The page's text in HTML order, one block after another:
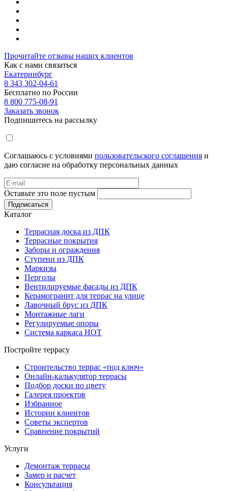
Прочитайте отзывы наших клиентов
Как с нами связаться
Екатеринбург
8 343 302-04-61
Бесплатно по России
8 800 775-08-91
Заказать звонок
Подпишитесь на рассылку
Соглашаюсь с условиями пользовательского соглашения и
даю согласие на обработку персональных данных
Оставьте это поле пустым
Подписаться
Каталог
Террасная доска из ДПК
Террасные покрытия
Заборы и ограждения
Ступени из ДПК
Маркизы
Перголы
Вентилируемые фасады из ДПК
Керамогранит для террас на улице
Лавочный брус из ДПК
Монтажные лаги
Регулируемые опоры
Система каркаса НОТ
Постройте террасу
Строительство террас «под ключ»
Онлайн-калькулятор террасы
Подбор доски по цвету
Галерея проектов
Избранное
Истории клиентов
Советы экспертов
Сравнение покрытий
Услуги
Демонтаж террасы
Замер и расчет
Консультация